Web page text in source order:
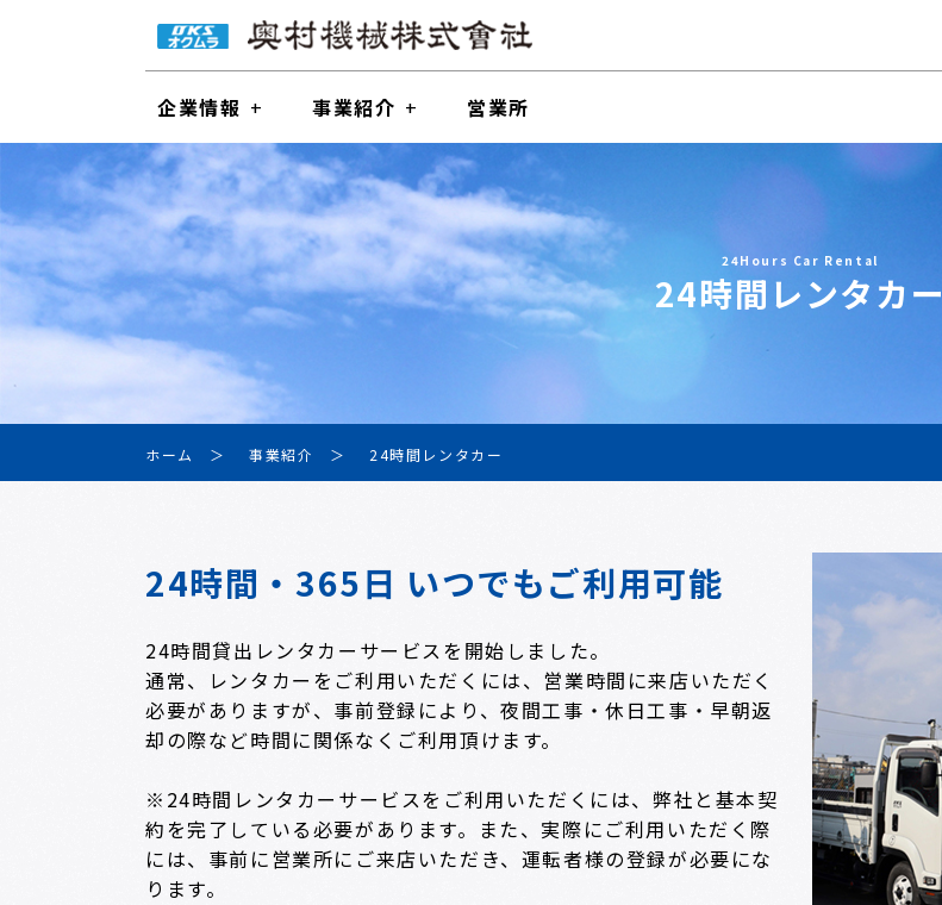
企業情報 事業紹介 営業所
24Hours Car Rental
24時間レンタカー
ホーム 事業紹介 24時間レンタカー
24時間・365日 いつでもご利用可能
24時間貸出レンタカーサービスを開始しました。
通常、レンタカーをご利用いただくには、営業時間に来店いただく
必要がありますが、事前登録により、夜間工事・休日工事・早朝返
却の際など時間に関係なくご利用頂けます。
※24時間レンタカーサービスをご利用いただくには、弊社と基本契
約を完了している必要があります。また、実際にご利用いただく際
には、事前に営業所にご来店いただき、運転者様の登録が必要にな
ります。